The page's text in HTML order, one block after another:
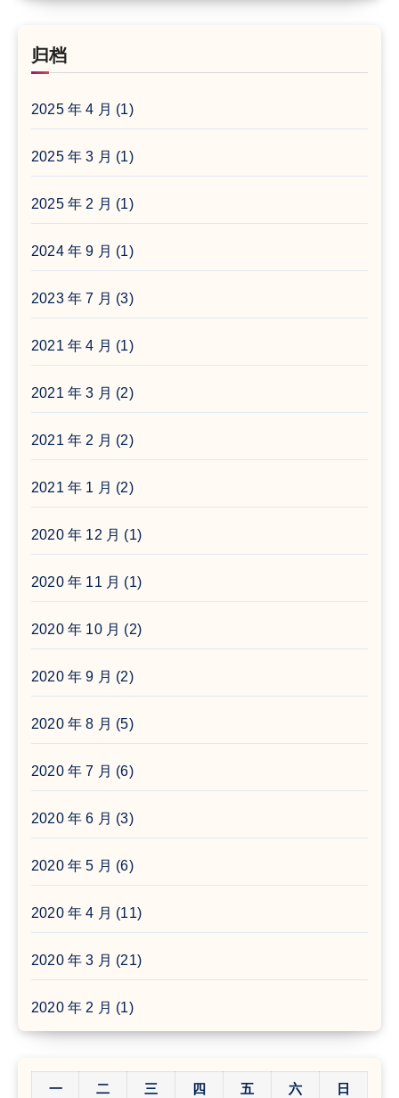
归档
2025 年 4 月 (1)
2025 年 3 月 (1)
2025 年 2 月 (1)
2024 年 9 月 (1)
2023 年 7 月 (3)
2021 年 4 月 (1)
2021 年 3 月 (2)
2021 年 2 月 (2)
2021 年 1 月 (2)
2020 年 12 月 (1)
2020 年 11 月 (1)
2020 年 10 月 (2)
2020 年 9 月 (2)
2020 年 8 月 (5)
2020 年 7 月 (6)
2020 年 6 月 (3)
2020 年 5 月 (6)
2020 年 4 月 (11)
2020 年 3 月 (21)
2020 年 2 月 (1)
一 二 三 四 五 六 日